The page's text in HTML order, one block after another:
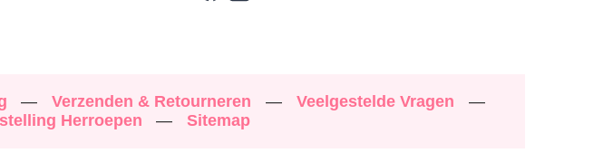
— Verzenden & Retourneren — Veelgestelde Vragen
—
Herroepen — Sitemap